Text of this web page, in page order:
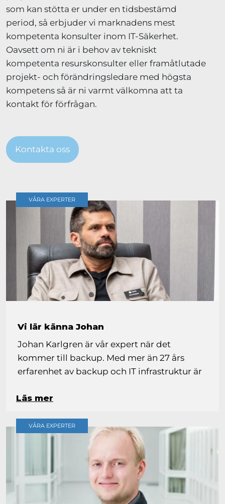
som kan stötta er under en tidsbestämd
period, så erbjuder vi marknadens mest
kompetenta konsulter inom IT-Säkerhet.
Oavsett om ni är i behov av tekniskt
kompetenta resurskonsulter eller framåtlutade
projekt- och förändringsledare med högsta
kompetens så är ni varmt välkomna att ta
kontakt för förfrågan.
Kontakta oss
VÅRA EXPERTER
Vi lär känna Johan
Johan Karlgren är vår expert när det
kommer till backup. Med mer än 27 års
erfarenhet av backup och IT infrastruktur är
Johan är även IT-chef på Zitac vilket känns
till Johan för att lära känna honom bättre.
Läs mer
VÅRA EXPERTER